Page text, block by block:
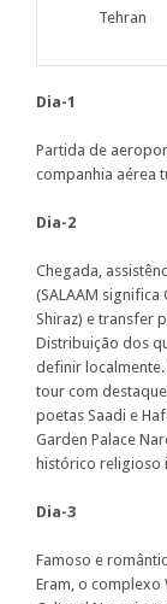
Tehran
Dia-1
Partida de
companhia aérea
Dia-2
Chegada,
(SALAAM
Shiraz) e transfer
Distribuição dos
definir localmente.
tour com
poetas Saadi e
Garden Palace
histórico religioso
Dia-3
Famoso e
Eram, o complexo